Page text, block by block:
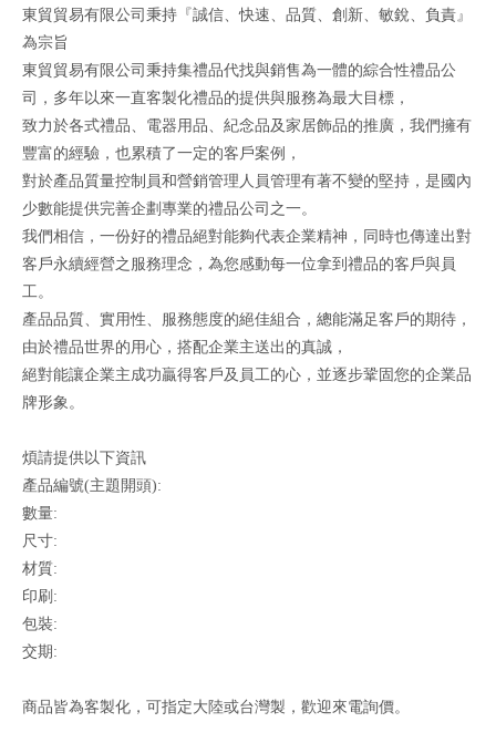
東貿貿易有限公司秉持『誠信、快速、品質、創新、敏銳、負責』
為宗旨
東貿貿易有限公司秉持集禮品代找與銷售為一體的綜合性禮品公
司，多年以來一直客製化禮品的提供與服務為最大目標，
致力於各式禮品、電器用品、紀念品及家居飾品的推廣，我們擁有
豐富的經驗，也累積了一定的客戶案例，
對於產品質量控制員和營銷管理人員管理有著不變的堅持，是國內
少數能提供完善企劃專業的禮品公司之一。
我們相信，一份好的禮品絕對能夠代表企業精神，同時也傳達出對
客戶永續經營之服務理念，為您感動每一位拿到禮品的客戶與員
工。
產品品質、實用性、服務態度的絕佳組合，總能滿足客戶的期待，
由於禮品世界的用心，搭配企業主送出的真誠，
絕對能讓企業主成功贏得客戶及員工的心，並逐步鞏固您的企業品
牌形象。
煩請提供以下資訊
產品編號(主題開頭):
數量:
尺寸:
材質:
印刷:
包裝:
交期:
商品皆為客製化，可指定大陸或台灣製，歡迎來電詢價。